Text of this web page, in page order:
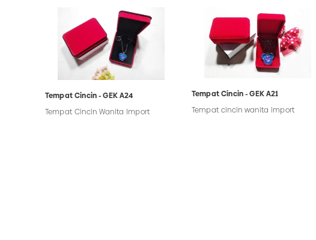
Tempat Cincin - GEK A24
Tempat Cincin Wanita Import
Tempat Cincin - GEK A21
Tempat cincin wanita import